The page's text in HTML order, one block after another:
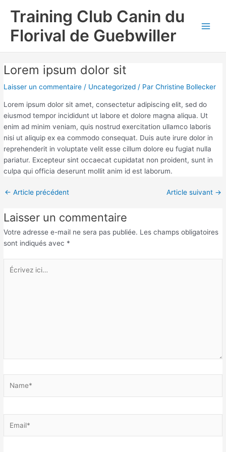
Training Club Canin du
Florival de Guebwiller
Lorem ipsum dolor sit
Laisser un commentaire / Uncategorized / ParChristine Bollecker
Lorem ipsum dolor sit amet, consectetur adipiscing elit, sed do
eiusmod tempor incididunt ut labore et dolore magna aliqua. Ut
enim ad minim veniam, quis nostrud exercitation ullamco laboris
nisi ut aliquip ex ea commodo consequat. Duis aute irure dolor in
reprehenderit in voluptate velit esse cillum dolore eu fugiat nulla
pariatur. Excepteur sint occaecat cupidatat non proident, sunt in
culpa qui officia deserunt mollit anim id est laborum.
← Article précédent Article suivant →
Laisser un commentaire
Votre adresse e-mail ne sera pas publiée. Les champs obligatoires
sont indiqués avec *
Écrivez
ici…